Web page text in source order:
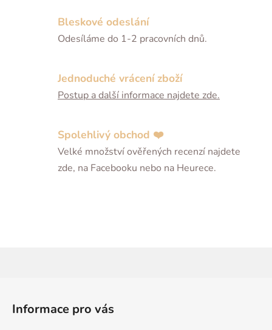
Bleskové odeslání
Odesíláme do 1-2 pracovních dnů.
Jednoduché vrácení zboží
Postup a další informace najdete zde.
Spolehlivý obchod ❤️
Velké množství ověřených recenzí najdete
zde, na Facebooku nebo na Heurece.
Informace pro vás